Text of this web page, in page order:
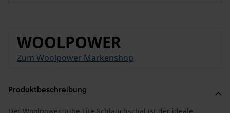
WOOLPOWER
Zum Woolpower Markenshop
Produktbeschreibung